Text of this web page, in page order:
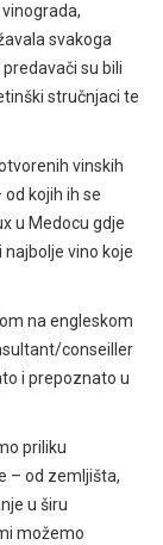
svakoga
su bili
stručnjaci te
vinskih
kojih ih se
u Medocu gdje
najbolje vino koje
na engleskom
conseiller
i prepoznato u
priliku
– od zemljišta,
u širu
možemo